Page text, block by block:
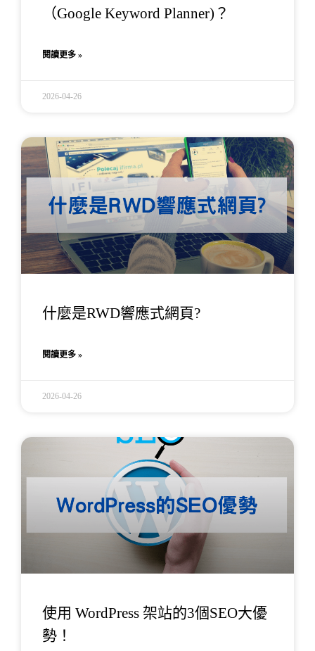
（Google Keyword Planner)？
閱讀更多 »
2026-04-26
什麼是RWD響應式網頁?
閱讀更多 »
2026-04-26
使用 WordPress 架站的3個SEO大優
勢！